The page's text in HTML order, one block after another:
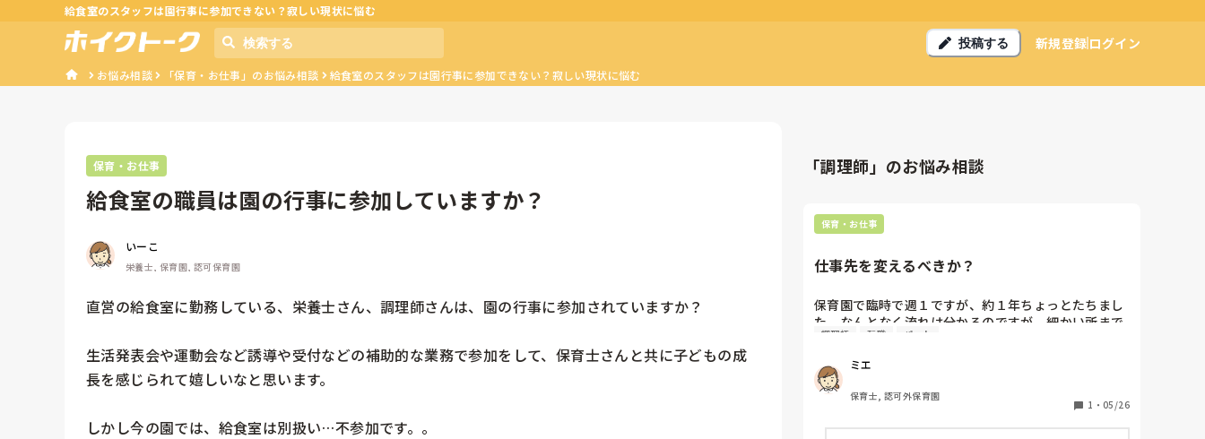
給食室のスタッフは園行事に参加できない？寂しい現状に悩む
投稿する 新規登録ログイン
お悩み相談 「保育・お仕事」のお悩み相談 給食室のスタッフは園行事に参加できない？寂しい現状に悩む
保育・お仕事
給食室の職員は園の行事に参加していますか？
いーこ
栄養士, 保育園, 認可保育園
直営の給食室に勤務している、栄養士さん、調理師さんは、園の行事に参加されていますか？
生活発表会や運動会など誘導や受付などの補助的な業務で参加をして、保育士さんと共に子どもの成
長を感じられて嬉しいなと思います。
しかし今の園では、給食室は別扱い…不参加です。。
「調理師」のお悩み相談
保育・お仕事
仕事先を変えるべきか？
保育園で臨時で週１ですが、約１年ちょっとたちまし
た。なんとなく流れは分かるのですが、細かい所まで
まだ知らず。社員が調理師いれて四人います、パート
入ると削られるからなるべくなら、私はあまりいれら
れたくないかも？なので話すと私に転職とかヘルプで
行った場所も進められ、私はいらないと返されたり、
足りないといれてと言われ、私も娘を幼稚園に通わ
調理師 転職 パート
ミエ
保育士, 認可外保育園
1 ・ 05/26